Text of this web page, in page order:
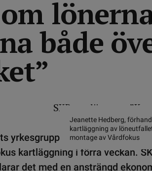
både
Jeanette Hedberg,
kartläggning av
montage av Vårdfokus
yrkesgrupper har fått ett
kartläggning i förra veckan.
det med en ansträngd